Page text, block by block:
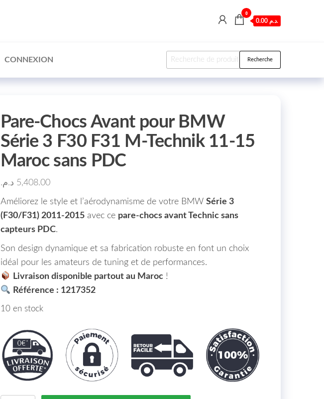
0
0.00 د.م.
CONNEXION Recherche pour : Recherche
Pare-Chocs Avant pour BMW
Série 3 F30 F31 M-Technik 11-15
Maroc sans PDC
5,408.00 د.م.
Améliorez le style et l’aérodynamisme de votre BMW Série 3
(F30/F31) 2011-2015avec ce pare-chocs avant Technic sans
capteurs PDC.
Son design dynamique et sa fabrication robuste en font un choix
idéal pour les amateurs de tuning et de performances.
Livraison disponible partout au Maroc !
Référence : 1217352
10 en stock